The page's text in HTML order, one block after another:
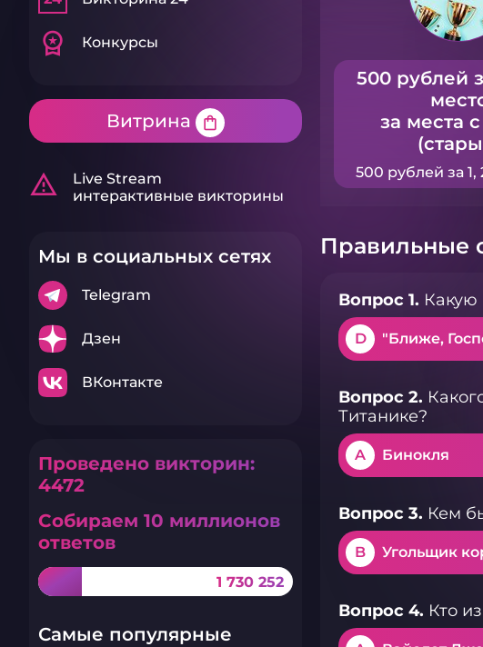
workspace_premium Конкурсы
Витрина shopping_bag
warning_amber
Live Stream
интерактивные викторины
Мы в социальных сетях
Telegram
Дзен
ВКонтакте
Проведено викторин:
4472
Собираем 10 миллионов
ответов
1 730 252
Самые популярные
500 рублей
за места
500 рублей за 1,
Правильные
Вопрос 1. Какую
D "Ближе,
Вопрос 2.
Титанике?
A Бинокля
Вопрос 3. Кем
B Угольщик
Вопрос 4. Кто